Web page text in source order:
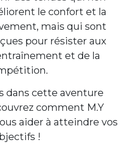
le confort et la
mais qui sont
pour résister aux
et de la
dans cette aventure
comment M.Y
aider à atteindre vos
!